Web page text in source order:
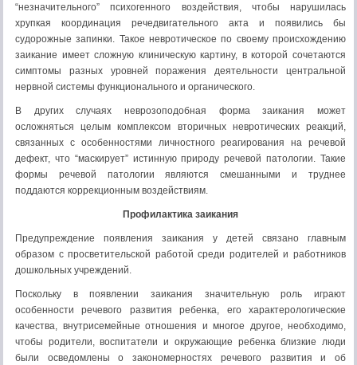
“незначительного” психогенного воздействия, чтобы нарушилась
хрупкая координация речедвигательного акта и появились бы
судорожные запинки. Такое невротическое по своему происхождению
заикание имеет сложную клиническую картину, в которой сочетаются
симптомы разных уровней поражения деятельности центральной
нервной системы функционального и органического.
В других случаях неврозоподобная форма заикания может
осложняться целым комплексом вторичных невротических реакций,
связанных с особенностями личностного реагирования на речевой
дефект, что “маскирует” истинную природу речевой патологии. Такие
формы речевой патологии являются смешанными и труднее
поддаются коррекционным воздействиям.
Профилактика заикания
Предупреждение появления заикания у детей связано главным
образом с просветительской работой среди родителей и работников
дошкольных учреждений.
Поскольку в появлении заикания значительную роль играют
особенности речевого развития ребенка, его характерологические
качества, внутрисемейные отношения и многое другое, необходимо,
чтобы родители, воспитатели и окружающие ребенка близкие люди
были осведомлены о закономерностях речевого развития и об